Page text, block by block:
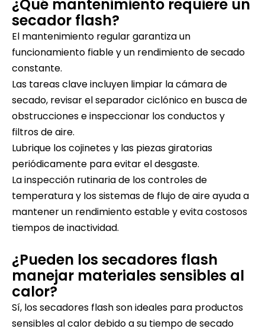
¿Qué mantenimiento requiere un
secador flash?
El mantenimiento regular garantiza un
funcionamiento fiable y un rendimiento de secado
constante.
Las tareas clave incluyen limpiar la cámara de
secado, revisar el separador ciclónico en busca de
obstrucciones e inspeccionar los conductos y
filtros de aire.
Lubrique los cojinetes y las piezas giratorias
periódicamente para evitar el desgaste.
La inspección rutinaria de los controles de
temperatura y los sistemas de flujo de aire ayuda a
mantener un rendimiento estable y evita costosos
tiempos de inactividad.
¿Pueden los secadores flash
manejar materiales sensibles al
calor?
Sí, los secadores flash son ideales para productos
sensibles al calor debido a su tiempo de secado